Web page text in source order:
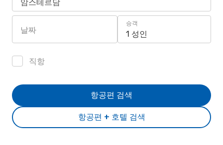
암스테르담
날짜
승객
1 성인
직항
항공편 + 호텔 검색
항공편 검색